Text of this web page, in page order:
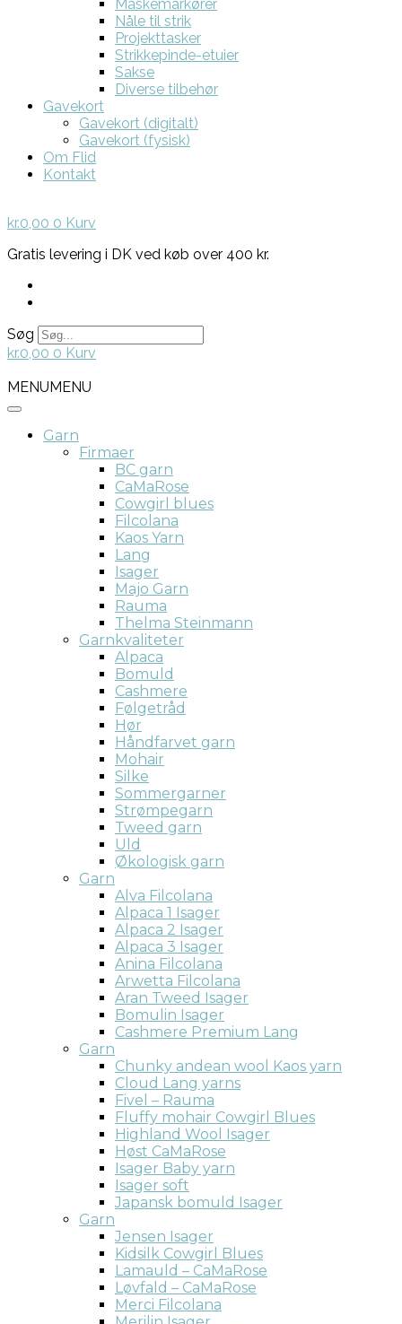
Maskemarkører
Nåle til strik
Projekttasker
Strikkepinde-etuier
Sakse
Diverse tilbehør
Gavekort
Gavekort (digitalt)
Gavekort (fysisk)
Om Flid
Kontakt
kr.0,00 0 Kurv
Gratis levering i DK ved køb over 400 kr.
Søg
kr.0,00 0 Kurv
MENUMENU
Garn
Firmaer
BC garn
CaMaRose
Cowgirl blues
Filcolana
Kaos Yarn
Lang
Isager
Majo Garn
Rauma
Thelma Steinmann
Garnkvaliteter
Alpaca
Bomuld
Cashmere
Følgetråd
Hør
Håndfarvet garn
Mohair
Silke
Sommergarner
Strømpegarn
Tweed garn
Uld
Økologisk garn
Garn
Alva Filcolana
Alpaca 1 Isager
Alpaca 2 Isager
Alpaca 3 Isager
Anina Filcolana
Arwetta Filcolana
Aran Tweed Isager
Bomulin Isager
Cashmere Premium Lang
Garn
Chunky andean wool Kaos yarn
Cloud Lang yarns
Fivel – Rauma
Fluffy mohair Cowgirl Blues
Highland Wool Isager
Høst CaMaRose
Isager Baby yarn
Isager soft
Japansk bomuld Isager
Garn
Jensen Isager
Kidsilk Cowgirl Blues
Lamauld – CaMaRose
Løvfald – CaMaRose
Merci Filcolana